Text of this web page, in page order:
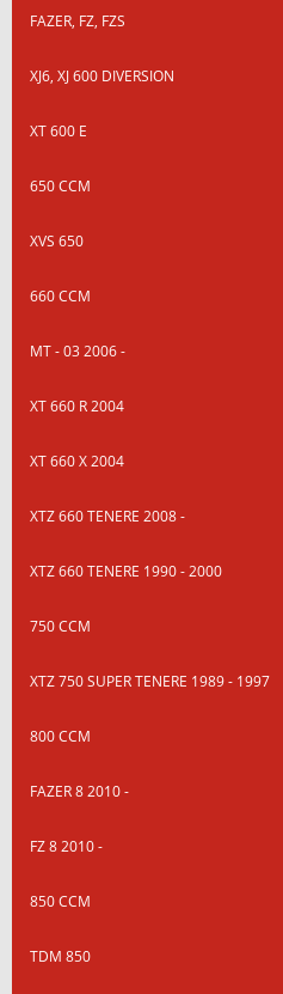
FAZER, FZ, FZS
XJ6, XJ 600 DIVERSION
XT 600 E
650 CCM
XVS 650
660 CCM
MT - 03 2006 -
XT 660 R 2004
XT 660 X 2004
XTZ 660 TENERE 2008 -
XTZ 660 TENERE 1990 - 2000
750 CCM
XTZ 750 SUPER TENERE 1989 - 1997
800 CCM
FAZER 8 2010 -
FZ 8 2010 -
850 CCM
TDM 850